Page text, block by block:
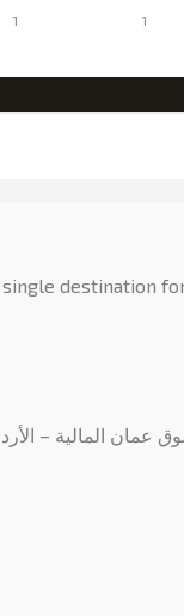
1
1
single destination
عمان المالية –